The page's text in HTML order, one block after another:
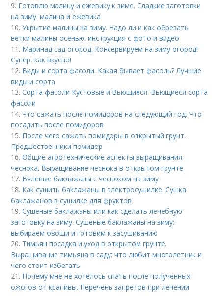
9. Готовлю малину и ежевику к зиме. Сладкие заготовки
на зиму: малина и ежевика
10.Укрытие малины на зиму. Надо ли и как обрезать
ветки малины осенью: инструкция с фото и видео
11. Маринад сад огород. Консервируем на зиму огород!
Супер, как вкусно!
12. Виды и сорта фасоли. Какая бывает фасоль? Лучшие
виды и сорта
13.Сорта фасоли Кустовые и Вьющиеся. Вьющиеся сорта
фасоли
14.Что сажать после помидоров на следующий год. Что
посадить после помидоров
15. После чего сажать помидоры в открытый грунт.
Предшественники помидор
16.Общие агротехнические аспекты выращивания
чеснока. Выращивание чеснока в открытом грунте
17. Вяленые баклажаны с чесноком на зиму
18. Как сушить баклажаны в электросушилке. Сушка
баклажанов в сушилке для фруктов
19.Сушеные баклажаны или как сделать лечебную
заготовку на зиму. Сушеные баклажаны на зиму:
выбираем овощи и готовим к засушиванию
20. Тимьян посадка и уход в открытом грунте.
Выращивание тимьяна в саду: что любит многолетник и
чего стоит избегать
21. Почему мне не хотелось спать после полученных
ожогов от крапивы. Перечень запретов при лечении